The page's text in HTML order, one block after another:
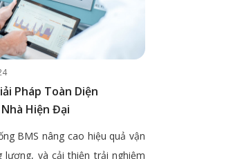
Pháp Toàn Diện
Hiện Đại
BMS nâng cao hiệu quả vận
lượng, và cải thiện trải nghiệm